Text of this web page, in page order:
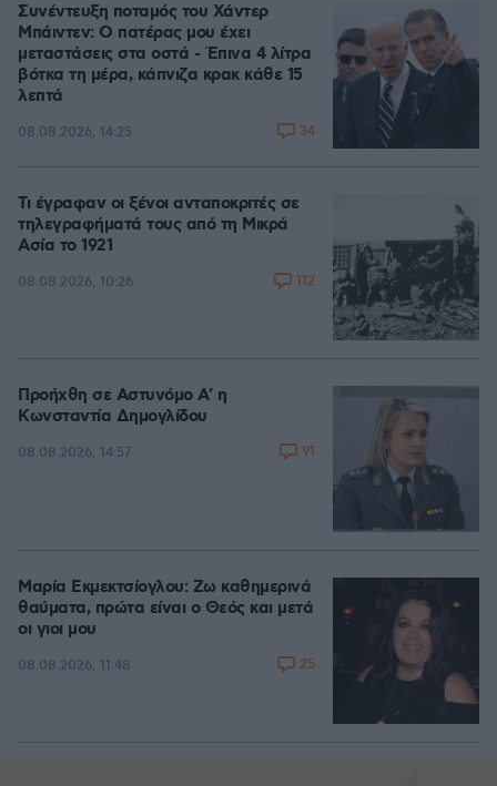
Συνέντευξη ποταμός του Χάντερ
Μπάιντεν: Ο πατέρας μου έχει
μεταστάσεις στα οστά - Έπινα 4 λίτρα
βότκα τη μέρα, κάπνιζα κρακ κάθε 15
λεπτά
08.08.2026, 14:25 34
Τι έγραφαν οι ξένοι ανταποκριτές σε
τηλεγραφήματά τους από τη Μικρά
Ασία το 1921
08.08.2026, 10:26 112
Προήχθη σε Αστυνόμο Α' η
Κωνσταντία Δημογλίδου
08.08.2026, 14:57 91
Μαρία Εκμεκτσίογλου: Ζω καθημερινά
θαύματα, πρώτα είναι ο Θεός και μετά
οι γιοι μου
08.08.2026, 11:48 25